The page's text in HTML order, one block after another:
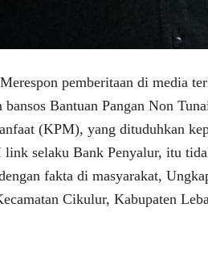
pemberitaan di media
bansos Bantuan Pangan Non
(KPM), yang dituduhkan
selaku Bank Penyalur, itu
fakta di masyarakat,
Cikulur, Kabupaten